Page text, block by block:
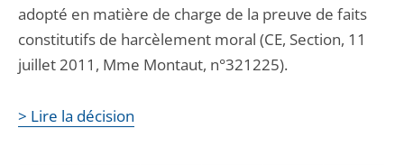
adopté en matière de charge de la preuve de faits
constitutifs de harcèlement moral (CE, Section, 11
juillet 2011, Mme Montaut, n°321225).
> Lire la décision